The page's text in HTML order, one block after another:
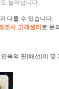
늘어납니다.
다를 수 있습니다.
조사 고객센터 로 문
쪽의 핀(배선)이 몇